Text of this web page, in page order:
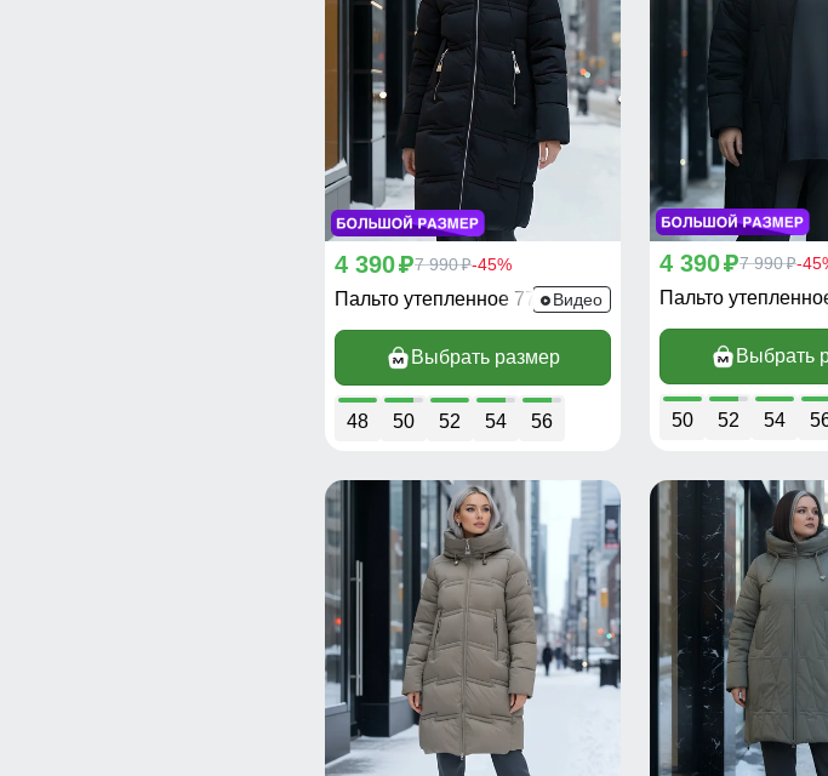
4 390p7 990p-45%
Пальто утепленное 7779Ch
Видео
Выбрать размер
48 50 52 54 56
4 390p7 990p-
Пальто
Выбрать
50 52 54